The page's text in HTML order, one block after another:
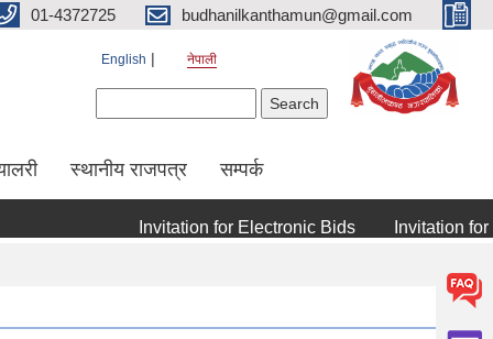
01-4372725 budhanilkanthamun@gmail.com
English नेपाली
स्थानीय राजपत्र सम्पर्क
Invitation for Electronic Bids Invitation for